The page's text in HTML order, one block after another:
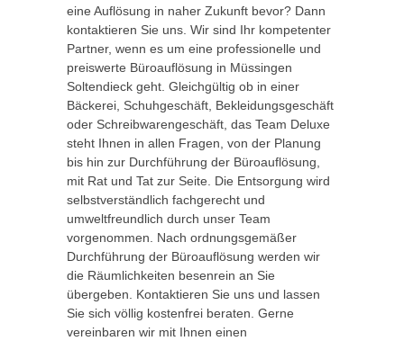
eine Auflösung in naher Zukunft bevor? Dann
kontaktieren Sie uns. Wir sind Ihr kompetenter
Partner, wenn es um eine professionelle und
preiswerte Büroauflösung in Müssingen
Soltendieck geht. Gleichgültig ob in einer
Bäckerei, Schuhgeschäft, Bekleidungsgeschäft
oder Schreibwarengeschäft, das Team Deluxe
steht Ihnen in allen Fragen, von der Planung
bis hin zur Durchführung der Büroauflösung,
mit Rat und Tat zur Seite. Die Entsorgung wird
selbstverständlich fachgerecht und
umweltfreundlich durch unser Team
vorgenommen. Nach ordnungsgemäßer
Durchführung der Büroauflösung werden wir
die Räumlichkeiten besenrein an Sie
übergeben. Kontaktieren Sie uns und lassen
Sie sich völlig kostenfrei beraten. Gerne
vereinbaren wir mit Ihnen einen